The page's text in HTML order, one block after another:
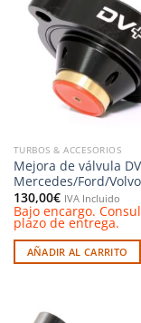
TURBOS & ACCESORIOS
Mejora de válvula
Mercedes/Ford/Volvo
130,00€ IVA Incluido
Bajo encargo.
plazo de entrega.
AÑADIR AL CARRITO